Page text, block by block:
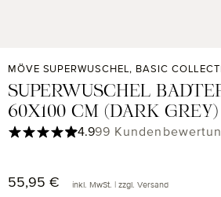
MÖVE SUPERWUSCHEL, BASIC
SUPERWUSCHEL
60X100 CM (DARK GREY)
Regulärer Preis:
55,95 € inkl. MwSt. | zzgl. Versand
Durchschnittliche Bewertung von 4.9 von 5
4.999